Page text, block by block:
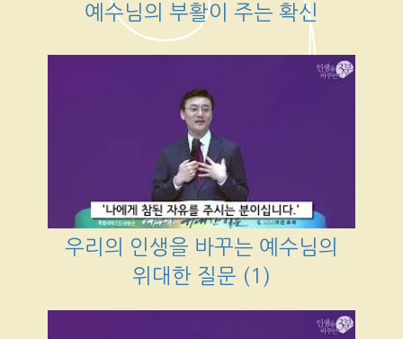
예수님의 부활이 주는 확신
우리의 인생을 바꾸는 예수님의
위대한 질문 (1)